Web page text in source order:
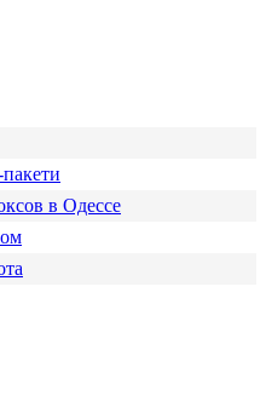
в Одессе